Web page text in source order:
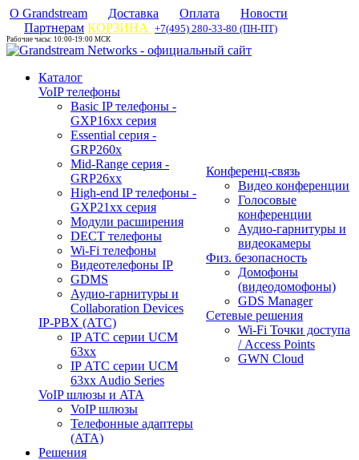
О Grandstream Доставка Оплата
Новости
Партнерам КОРЗИНА +7(495) 280-33-80 (ПН-ПТ)
Рабочие часы: 10:00-19:00 МСК
Каталог
VoIP телефоны
Basic IP телефоны -
GXP16хх серия
Essential серия -
GRP260x
Mid-Range серия -
GRP26xx
High-end IP телефоны -
GXP21хх серия
Модули расширения
DECT телефоны
Wi-Fi телефоны
Видеотелефоны IP
GDMS
Аудио-гарнитуры и
Collaboration Devices
IP-PBX (АТС)
IP АТС серии UCM
63xx
IP АТС серии UCM
63xx Audio Series
VoIP шлюзы и ATA
VoIP шлюзы
Телефонные адаптеры
(ATA)
Конференц-связь
Видео конференции
Голосовые
конференции
Аудио-гарнитуры и
видеокамеры
Физ. безопасность
Домофоны
(видеодомофоны)
GDS Manager
Сетевые решения
Wi-Fi Точки доступа
/ Access Points
GWN Cloud
Решения